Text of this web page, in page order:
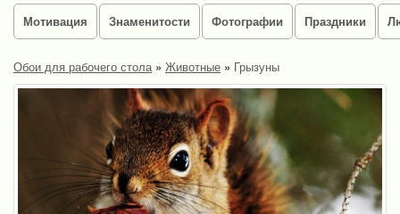
Мотивация
Знаменитости Фотографии Праздники
Обои для рабочего стола» Животные » Грызуны